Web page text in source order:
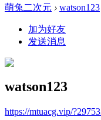
萌兔二次元 › watson123
加为好友
发送消息
watson123
https://mtuacg.vip/